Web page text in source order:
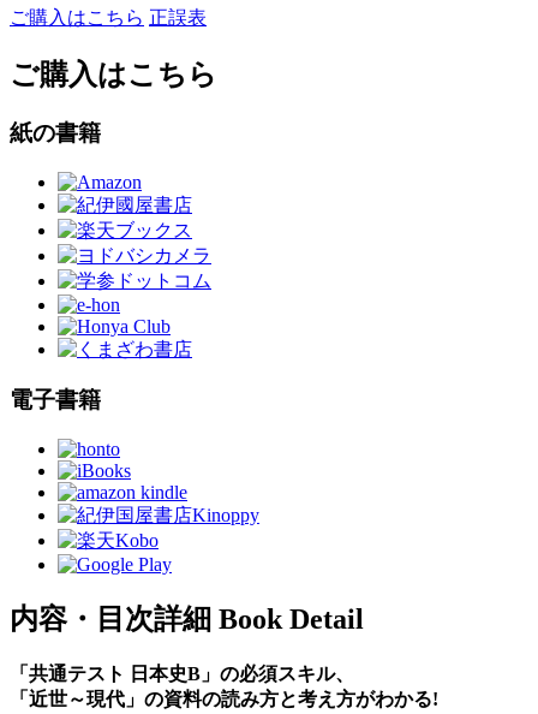
ご購入はこちら 正誤表
ご購入はこちら
紙の書籍
電子書籍
内容・目次詳細 Book Detail
「共通テスト 日本史B」の必須スキル、
「近世～現代」の資料の読み方と考え方がわかる!